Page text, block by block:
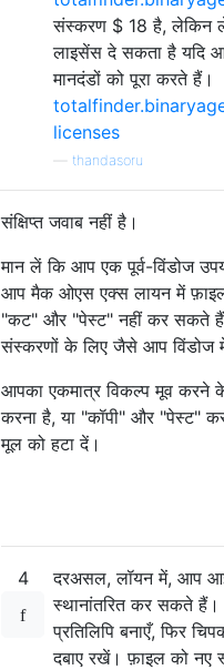
संस्करण $ 18 है, लेकिन
लाइसेंस दे सकता है यदि
मानदंडों को पूरा करते हैं।
licenses
thandasoru
संक्षिप्त जवाब नहीं है।
मान लें कि आप एक पूर्व-विंडोज
आप मैक ओएस एक्स लायन में
"कट" और "पेस्ट" नहीं कर सकते
संस्करणों के लिए जैसे आप विंडोज
आपका एकमात्र विकल्प मूव करने
करना है, या "कॉपी" और "पेस्ट"
मूल को हटा दें।
4
दरअसल, लॉयन में, आप
स्थानांतरित कर सकते
प्रतिलिपि बनाएँ, फिर
दबाए रखें। फ़ाइल को नए